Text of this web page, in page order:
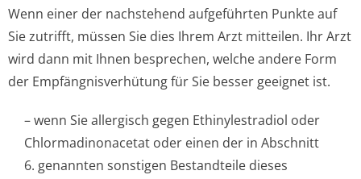
Wenn einer der nachstehend aufgeführten Punkte auf
Sie zutrifft, müssen Sie dies Ihrem Arzt mitteilen. Ihr Arzt
wird dann mit Ihnen besprechen, welche andere Form
der Empfängnisverhütung für Sie besser geeignet ist.
– wenn Sie allergisch gegen Ethinylestradiol oder
Chlormadinonacetat oder einen der in Abschnitt
6. genannten sonstigen Bestandteile dieses